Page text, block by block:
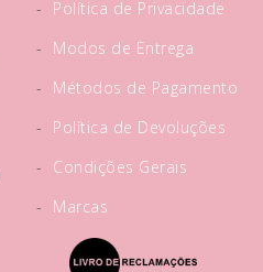
-
Política de Privacidade
-
Modos de Entrega
-
Métodos de Pagamento
-
Política de Devoluções
-
Condições Gerais
-
Marcas